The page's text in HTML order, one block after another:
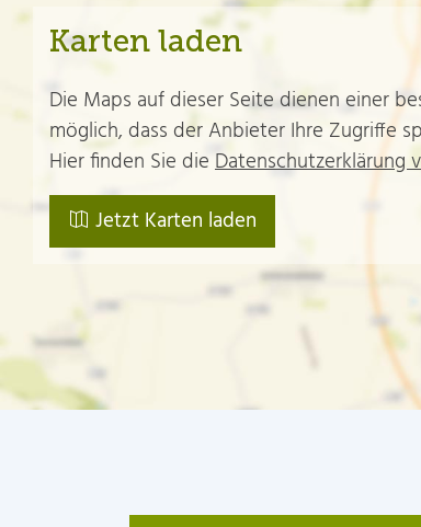
Karten laden
Die Maps auf dieser Seite dienen einer
möglich, dass der Anbieter Ihre Zugriffe
Hier finden Sie die Datenschutzerklärung
Jetzt Karten laden